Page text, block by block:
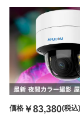
価格 ￥83,380(税込)